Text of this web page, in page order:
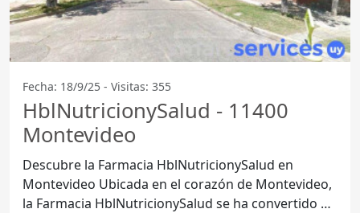
Fecha: 18/9/25 - Visitas: 355
HblNutricionySalud - 11400
Montevideo
Descubre la Farmacia HblNutricionySalud en
Montevideo Ubicada en el corazón de Montevideo,
la Farmacia HblNutricionySalud se ha convertido en